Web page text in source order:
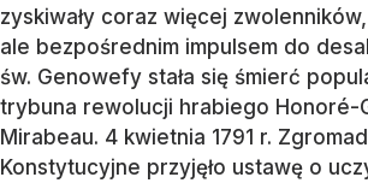
zyskiwały coraz więcej zwolenników,
ale bezpośrednim impulsem do
św. Genowefy stała się śmierć
trybuna rewolucji hrabiego Honoré-
Mirabeau. 4 kwietnia 1791 r.
Konstytucyjne przyjęło ustawę o